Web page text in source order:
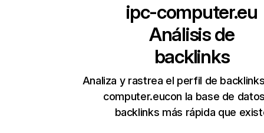
ipc-computer.eu
Análisis de
backlinks
Analiza y rastrea el perfil de
computer.eucon la base de
backlinks más rápida que